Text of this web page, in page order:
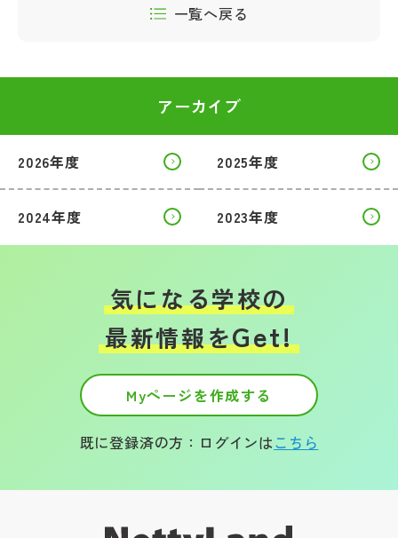
一覧へ戻る
アーカイブ
2026年度 2025年度
2024年度 2023年度
気になる学校の
最新情報をGet!
Myページを作成する
既に登録済の方：ログインはこちら